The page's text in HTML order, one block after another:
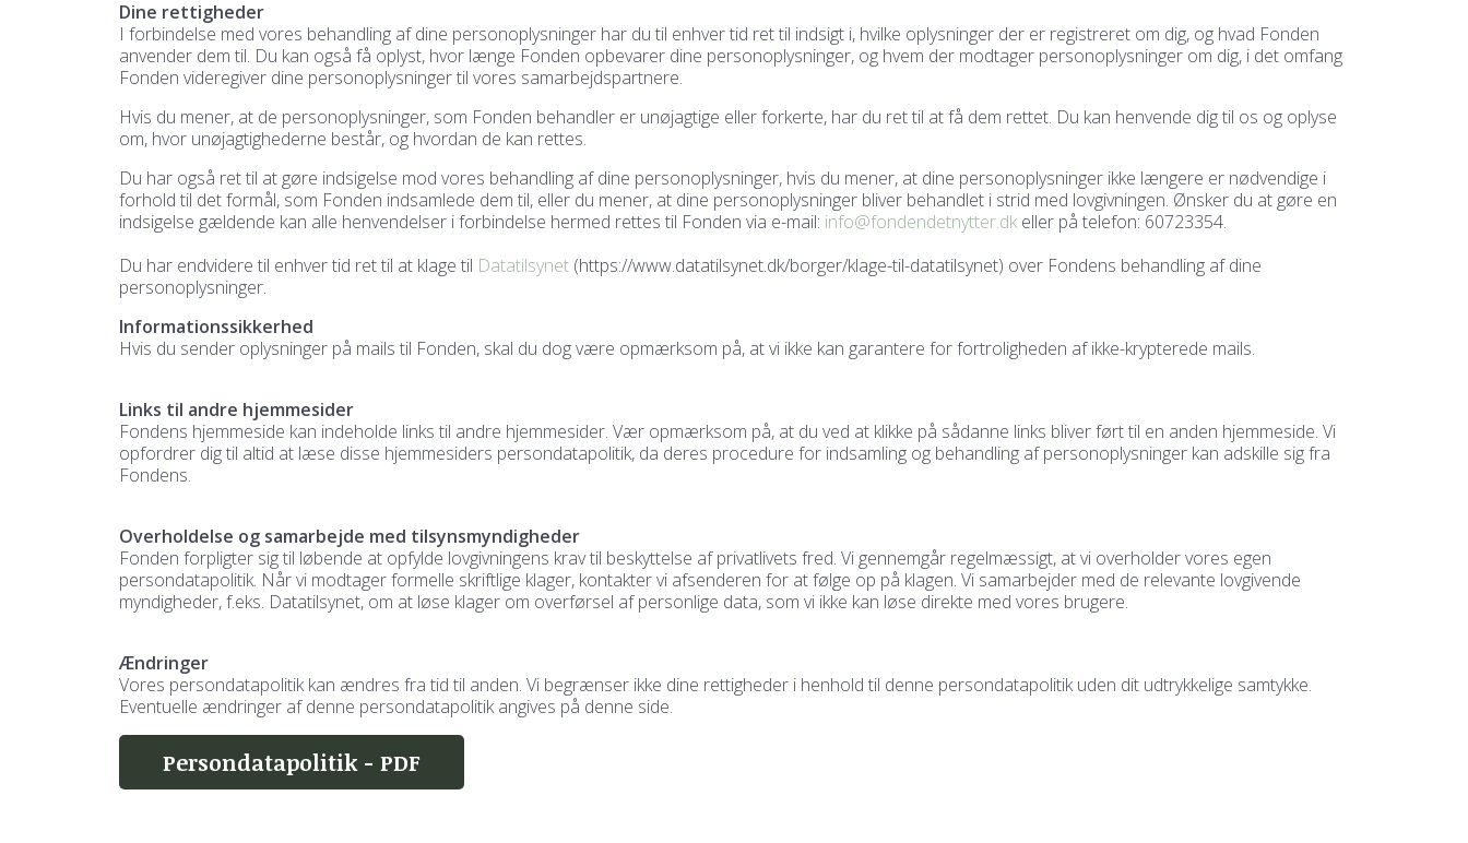
Dine rettigheder
I forbindelse med vores behandling af dine personoplysninger har du til enhver tid ret til indsigt i, hvilke oplysninger der er registreret om dig, og hvad Fonden
anvender dem til. Du kan også få oplyst, hvor længe Fonden opbevarer dine personoplysninger, og hvem der modtager personoplysninger om dig, i det omfang
Fonden videregiver dine personoplysninger til vores samarbejdspartnere.
Hvis du mener, at de personoplysninger, som Fonden behandler er unøjagtige eller forkerte, har du ret til at få dem rettet. Du kan henvende dig til os og oplyse
om, hvor unøjagtighederne består, og hvordan de kan rettes.
Du har også ret til at gøre indsigelse mod vores behandling af dine personoplysninger, hvis du mener, at dine personoplysninger ikke længere er nødvendige i
forhold til det formål, som Fonden indsamlede dem til, eller du mener, at dine personoplysninger bliver behandlet i strid med lovgivningen. Ønsker du at gøre en
indsigelse gældende kan alle henvendelser i forbindelse hermed rettes til Fonden via e-mail: info@fondendetnytter.dk eller på telefon: 60723354.
Du har endvidere til enhver tid ret til at klage til Datatilsynet (https://www.datatilsynet.dk/borger/klage-til-datatilsynet) over Fondens behandling af dine
personoplysninger.
Informationssikkerhed
Hvis du sender oplysninger på mails til Fonden, skal du dog være opmærksom på, at vi ikke kan garantere for fortroligheden af ikke-krypterede mails.
Links til andre hjemmesider
Fondens hjemmeside kan indeholde links til andre hjemmesider. Vær opmærksom på, at du ved at klikke på sådanne links bliver ført til en anden hjemmeside. Vi
opfordrer dig til altid at læse disse hjemmesiders persondatapolitik, da deres procedure for indsamling og behandling af personoplysninger kan adskille sig fra
Fondens.
Overholdelse og samarbejde med tilsynsmyndigheder
Fonden forpligter sig til løbende at opfylde lovgivningens krav til beskyttelse af privatlivets fred. Vi gennemgår regelmæssigt, at vi overholder vores egen
persondatapolitik. Når vi modtager formelle skriftlige klager, kontakter vi afsenderen for at følge op på klagen. Vi samarbejder med de relevante lovgivende
myndigheder, f.eks. Datatilsynet, om at løse klager om overførsel af personlige data, som vi ikke kan løse direkte med vores brugere.
Ændringer
Vores persondatapolitik kan ændres fra tid til anden. Vi begrænser ikke dine rettigheder i henhold til denne persondatapolitik uden dit udtrykkelige samtykke.
Eventuelle ændringer af denne persondatapolitik angives på denne side.
Persondatapolitik - PDF